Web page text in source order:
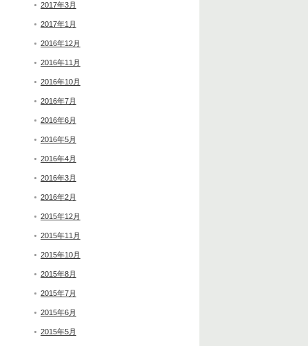
2017年3月
2017年1月
2016年12月
2016年11月
2016年10月
2016年7月
2016年6月
2016年5月
2016年4月
2016年3月
2016年2月
2015年12月
2015年11月
2015年10月
2015年8月
2015年7月
2015年6月
2015年5月